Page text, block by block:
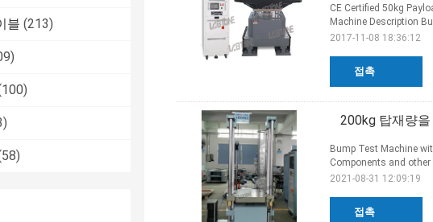
블 (213)
접촉
CE Certified 50kg
Machine Description
2017-11-08 18:36:12
200kg 탑재량
접촉
Bump Test Machine
Components and
2021-08-31 12:09:19